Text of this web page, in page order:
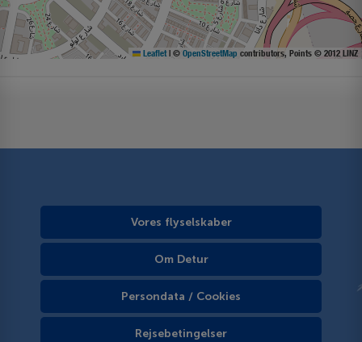
Leaflet | © OpenStreetMap contributors, Points © 2012 LINZ
Vores flyselskaber
Om Detur
Persondata / Cookies
Rejsebetingelser